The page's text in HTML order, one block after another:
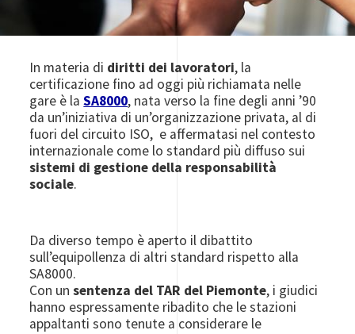
In materia di diritti dei lavoratori, la
certificazione fino ad oggi più richiamata nelle
gare è laSA8000, nata verso la fine degli anni ’90
da un’iniziativa di un’organizzazione privata, al di
fuori del circuito ISO, e affermatasi nel contesto
internazionale come lo standard più diffuso sui
sistemi di gestione della responsabilità
sociale.
Da diverso tempo è aperto il dibattito
sull’equipollenza di altri standard rispetto alla
SA8000.
Con unsentenza del TAR del Piemonte, i giudici
hanno espressamente ribadito che le stazioni
appaltanti sono tenute a considerare le